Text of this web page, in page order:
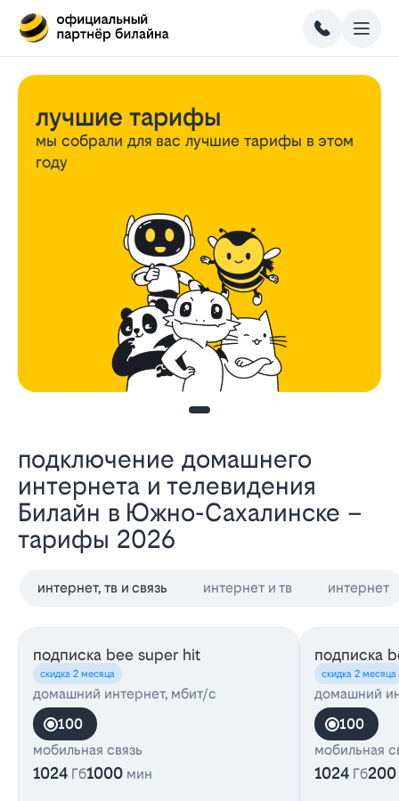
лучшие тарифы
мы собрали для вас лучшие тарифы в этом
году
Подключение домашнего
интернета и телевидения
Билайн в Южно-Сахалинске –
тарифы 2026
интернет, тв и связь интернет и тв интернет
подписка bee super hit
скидка 2 месяца
домашний интернет, мбит/с
100
мобильная связь
1024 Гб1000 мин
подписка
скидка 2 месяца
домашний
100
мобильная
1024 Гб200